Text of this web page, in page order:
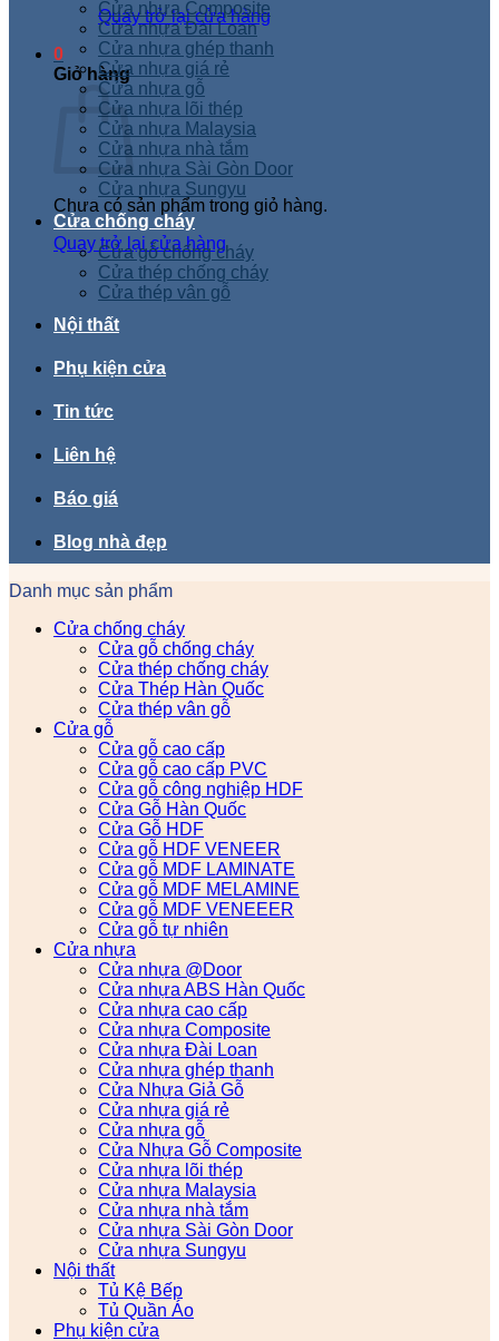
Quay trở lại cửa hàng
0
Giỏ hàng
Chưa có sản phẩm trong giỏ hàng.
Quay trở lại cửa hàng
Cửa nhựa Composite
Cửa nhựa Đài Loan
Cửa nhựa ghép thanh
Cửa nhựa giá rẻ
Cửa nhựa gỗ
Cửa nhựa lõi thép
Cửa nhựa Malaysia
Cửa nhựa nhà tắm
Cửa nhựa Sài Gòn Door
Cửa nhựa Sungyu
Cửa chống cháy
Cửa gỗ chống cháy
Cửa thép chống cháy
Cửa thép vân gỗ
Nội thất
Phụ kiện cửa
Tin tức
Liên hệ
Báo giá
Blog nhà đẹp
Danh mục sản phẩm
Cửa chống cháy
Cửa gỗ chống cháy
Cửa thép chống cháy
Cửa Thép Hàn Quốc
Cửa thép vân gỗ
Cửa gỗ
Cửa gỗ cao cấp
Cửa gỗ cao cấp PVC
Cửa gỗ công nghiệp HDF
Cửa Gỗ Hàn Quốc
Cửa Gỗ HDF
Cửa gỗ HDF VENEER
Cửa gỗ MDF LAMINATE
Cửa gỗ MDF MELAMINE
Cửa gỗ MDF VENEEER
Cửa gỗ tự nhiên
Cửa nhựa
Cửa nhựa @Door
Cửa nhựa ABS Hàn Quốc
Cửa nhựa cao cấp
Cửa nhựa Composite
Cửa nhựa Đài Loan
Cửa nhựa ghép thanh
Cửa Nhựa Giả Gỗ
Cửa nhựa giá rẻ
Cửa nhựa gỗ
Cửa Nhựa Gỗ Composite
Cửa nhựa lõi thép
Cửa nhựa Malaysia
Cửa nhựa nhà tắm
Cửa nhựa Sài Gòn Door
Cửa nhựa Sungyu
Nội thất
Tủ Kệ Bếp
Tủ Quần Áo
Phụ kiện cửa